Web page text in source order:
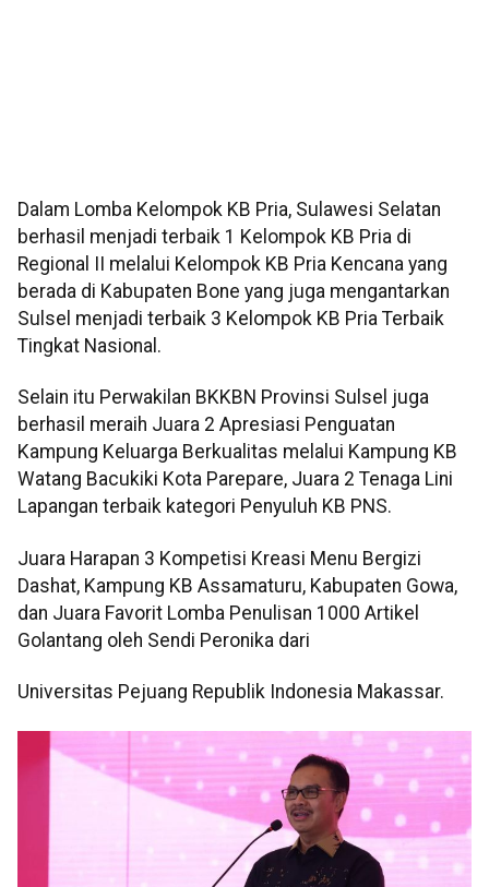
Dalam Lomba Kelompok KB Pria, Sulawesi Selatan
berhasil menjadi terbaik 1 Kelompok KB Pria di
Regional II melalui Kelompok KB Pria Kencana yang
berada di Kabupaten Bone yang juga mengantarkan
Sulsel menjadi terbaik 3 Kelompok KB Pria Terbaik
Tingkat Nasional.
Selain itu Perwakilan BKKBN Provinsi Sulsel juga
berhasil meraih Juara 2 Apresiasi Penguatan
Kampung Keluarga Berkualitas melalui Kampung KB
Watang Bacukiki Kota Parepare, Juara 2 Tenaga Lini
Lapangan terbaik kategori Penyuluh KB PNS.
Juara Harapan 3 Kompetisi Kreasi Menu Bergizi
Dashat, Kampung KB Assamaturu, Kabupaten Gowa,
dan Juara Favorit Lomba Penulisan 1000 Artikel
Golantang oleh Sendi Peronika dari
Universitas Pejuang Republik Indonesia Makassar.